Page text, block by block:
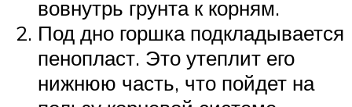
вовнутрь грунта к корням.
Под дно горшка подкладывается
пенопласт. Это утеплит его
нижнюю часть, что пойдет на